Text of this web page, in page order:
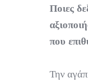
Ποιες
που
Την